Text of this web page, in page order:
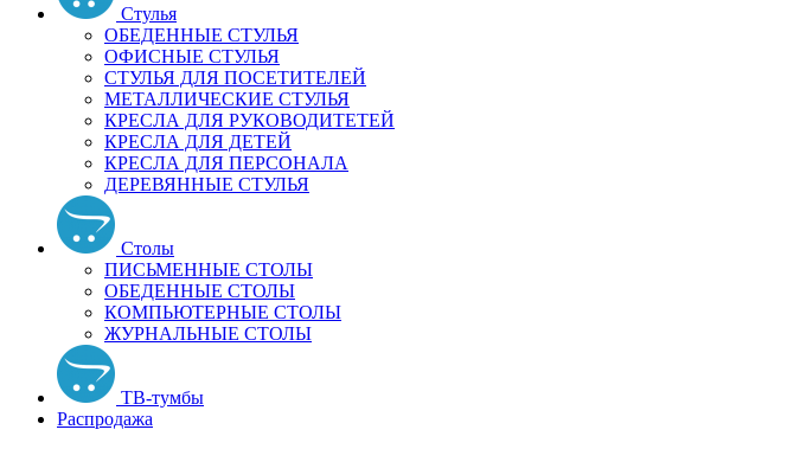
Стулья
ОБЕДЕННЫЕ СТУЛЬЯ
ОФИСНЫЕ СТУЛЬЯ
СТУЛЬЯ ДЛЯ ПОСЕТИТЕЛЕЙ
МЕТАЛЛИЧЕСКИЕ СТУЛЬЯ
КРЕСЛА ДЛЯ РУКОВОДИТЕТЕЙ
КРЕСЛА ДЛЯ ДЕТЕЙ
КРЕСЛА ДЛЯ ПЕРСОНАЛА
ДЕРЕВЯННЫЕ СТУЛЬЯ
Столы
ПИСЬМЕННЫЕ СТОЛЫ
ОБЕДЕННЫЕ СТОЛЫ
КОМПЬЮТЕРНЫЕ СТОЛЫ
ЖУРНАЛЬНЫЕ СТОЛЫ
ТВ-тумбы
Распродажа